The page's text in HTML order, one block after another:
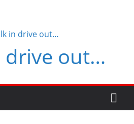
drive out…